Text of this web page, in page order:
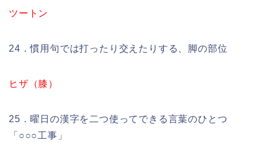
ツートン
24．慣用句では打ったり交えたりする、脚の部位
ヒザ（膝）
25．曜日の漢字を二つ使ってできる言葉のひとつ
「○○○工事」